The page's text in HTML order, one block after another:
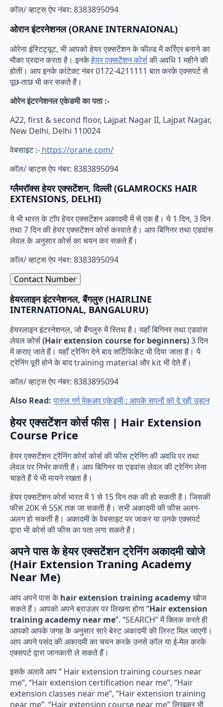
कॉल/ व्हाट्स ऐप नंबर: 8383895094
ओरान इंटरनेशनल (ORANE INTERNAIONAL)
ओरेना इंस्टिट्यूट, भी आपको हेयर एक्सटेंशन के फील्ड में कर्रिएर बनाने का
मौका प्रदान करता है। इनकेहेयर एक्सटेंशन कोर्सकी अवधि 1 महीने की
होती। आप इनके कांटेक्ट नंबर 0172-4211111 बात करके एक्सपर्ट से
पूछ-ताछ भी कर सकते हैं।
ओरेन इंटरनेशनल एकेडमी का पता :-
A22, first & second floor, Lajpat Nagar II, Lajpat Nagar,
New Delhi, Delhi 110024
वेबसाइट :- https://orane.com/
कॉल/ व्हाट्स ऐप नंबर: 8383895094
ग्लैमरॉक्स हेयर एक्सटेंशन, दिल्ली (GLAMROCKS HAIR
EXTENSIONS, DELHI)
ये भी भारत के टॉप हेयर एक्सटेंशन अकादमी में से एक है। ये 1 दिन, 3 दिन
तथा 7 दिन की हेयर एक्सटेंशन कोर्स करवाते है। आप बिगिनर तथा एडवांस
लेवल के अनुसार कोर्स का चयन कर सकते हैं।
कॉल/ व्हाट्स ऐप नंबर: 8383895094
Contact Number
हेयरलाइन इंटरनेशनल, बैंगलुरु (HAIRLINE
INTERNATIONAL, BANGALURU)
हेयरलाइन इंटरनेशनल, जो बैंगलुरु में स्तिथ है। यहाँ बिगिनर तथा एडवांस
लेवल कोर्स(Hair extension course for beginners)3 दिन
में कराए जाते हैं। यहाँ ट्रेनिंग देने बाद सर्टिफिकेट भी दिया जाता है। ये
ट्रेनिंग पूरी होने के बाद training material और kit भी देते हैं।
कॉल/ व्हाट्स ऐप नंबर: 8383895094
Also Read:पारुल गर्ग मेकअप एकेडमी : आपके सपनों को दे रही उड़ान
हेयर एक्सटेंशन कोर्स फीस | Hair Extension
Course Price
हेयर एक्सटेंशन ट्रैनिंग कोर्स कोर्स की फीस ट्रेनिंग की अवधि पर तथा
लेवल पर निर्भर करती है। आप बिगिनर या एडवांस लेवल की ट्रेनिंग लेना
चाहते हैं ये भी मायने रखता है।
हेयर एक्सटेंशन कोर्स भारत में 1 से 15 दिन तक की हो सकती है। जिसकी
फीस 20K से 55K तक जा सकती है। सभी अकादमी की फीस अलग-
अलग हो सकती है। अकादमी के वेबसाइट पर जाकर या उनके एक्सपर्ट
द्वारा भी कोर्स की फीस का पता लगा सकते है।
अपने पास के हेयर एक्सटेंशन ट्रेनिंग अकादमी खोजे
(Hair Extension Traning Academy
Near Me)
आप अपने पास के hair extension training academyखोज
सकते हैं। आपको अपने ब्राउज़र पर लिखना होगा “Hair extension
training academy near me”. “SEARCH” में क्लिक करते ही
आपको आपके जगह के अनुसार सारे बेस्ट अकादमी की लिस्ट मिल जाएगी।
आप अपने पसंद की अकादमी का चयन करके उनसे कॉल या ई-मेल करके
एक्सपर्ट द्वारा जानकारी ले सकते हैं।
इसके अलावे आप ” Hair extension training courses near
me”, “Hair extension certification near me”, “Hair
extension classes near me”, “Hair extension training
near me”, “Hair extension course near me” लिखकर भी